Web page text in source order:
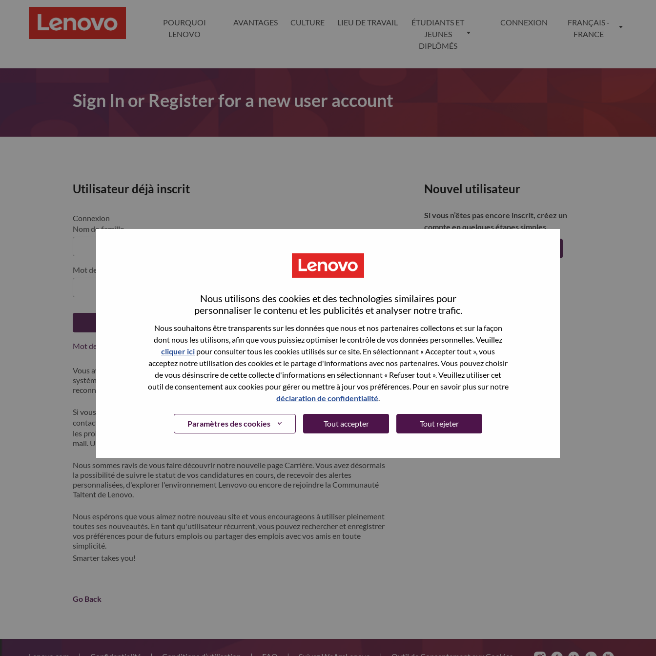
Nous utilisons des cookies et des technologies similaires pour
personnaliser le contenu et les publicités et analyser notre trafic.
Nous souhaitons être transparents sur les données que nous et nos partenaires collectons et sur la façon
dont nous les utilisons, afin que vous puissiez optimiser le contrôle de vos données personnelles. Veuillez
cliquer ici pour consulter tous les cookies utilisés sur ce site. En sélectionnant « Accepter tout », vous
acceptez notre utilisation des cookies et le partage d'informations avec nos partenaires. Vous pouvez choisir
de vous désinscrire de cette collecte d'informations en sélectionnant « Refuser tout ». Veuillez utiliser cet
outil de consentement aux cookies pour gérer ou mettre à jour vos préférences. Pour en savoir plus sur notre
déclaration de confidentialité.
Paramètres des cookies Tout accepter Tout rejeter
POURQUOI
LENOVO
AVANTAGES CULTURE LIEU DE TRAVAIL
ÉTUDIANTS ET
JEUNES
DIPLÔMÉS
CONNEXION
FRANÇAIS -
FRANCE
Sign In or Register for a new user account
Utilisateur déjà inscrit
Connexion
Nom de famille
Mot de passe
Mot de passe oublié ?
Vous avez postulé récemment ? Nous avons sauvegardé votre adresse email dans nos
systèmes; sélectionner "mot de passe oublié" pour réinitialiser votre compte et vous
reconnecter.
Si vous rencontrez des difficultés pour vous connecter ou pour vous inscrire, merci de
contacter nos équipes RH à l'adresse suivante:hrsupport@lenovo.com
et de décrire en anglais
les problèmes que vous rencontrez. Merci d'inclure "applicant Login Issue" dans l'objet du
mail. Un membre de notre équipe prendra contact avec vous pour résoudre votre problème.
Nous sommes ravis de vous faire découvrir notre nouvelle page Carrière. Vous avez désormais
la possibilité de suivre le statut de vos candidatures en cours, de recevoir des alertes
personnalisées, d'explorer l'environnement Lenvovo ou encore de rejoindre la Communauté
Taltent de Lenovo.
Nous espérons que vous aimez notre nouveau site et vous encourageons à utiliser pleinement
toutes ses nouveautés. En tant qu'utilisateur récurrent, vous pouvez rechercher et enregistrer
vos préférences pour de futurs emplois ou partager des emplois avec vos amis en toute
simplicité.
Smarter takes you!
Nouvel utilisateur
Si vous n’êtes pas encore inscrit, créez un
compte en quelques étapes simples.
Go Back